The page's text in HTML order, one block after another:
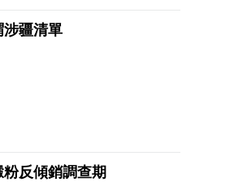
涉疆清單
反傾銷調查期